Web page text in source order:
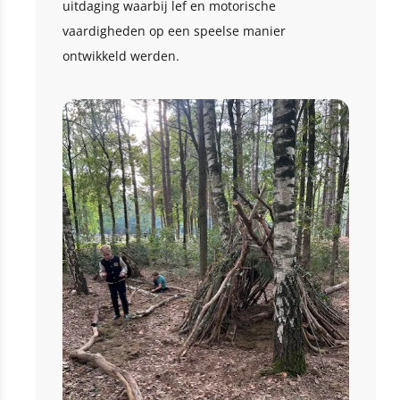
uitdaging waarbij lef en motorische
vaardigheden op een speelse manier
ontwikkeld werden.